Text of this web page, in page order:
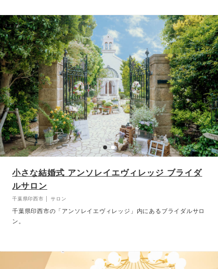
小さな結婚式 アンソレイエヴィレッジ ブライダ
ルサロン
千葉県印西市 │ サロン
千葉県印西市の「アンソレイエヴィレッジ」内にあるブライダルサロ
ン。